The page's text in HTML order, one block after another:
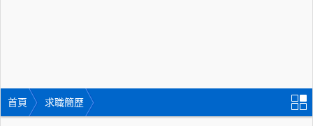
首頁 求職簡歷